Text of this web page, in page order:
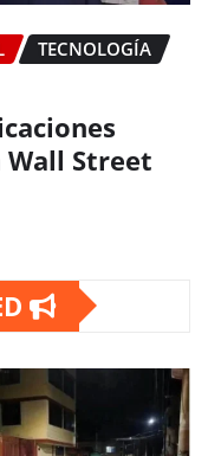
TECNOLOGÍA
Street